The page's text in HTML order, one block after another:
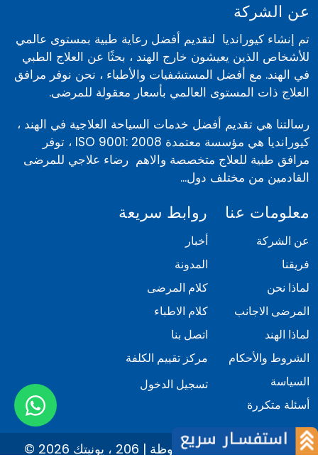
عن الشركة
تم إنشاء كيورانديا لتقديم أفضل رعاية طبية بمستوى عالمي
للأشخاص الذين يعيشون خارج الهند ، بحثًا عن العلاج الطبي
في الهند. مع أفضل المستشفيات والأطباء ، نحن نوفر مرافق
العلاج ذات المستوى العالمي بأسعار معقولة للمرضى.
رسالتنا هي تقديم أفضل خدمات السياحة العلاجية في الهند ،
كيورانديا هي مؤسسة معتمدة ISO 9001: 2008 ، توفر
مرافق طبية للعلاج متخصصة والاهم رضاء علاجي للمرضى
القادمين من مختلف دول...
معلومات عنا
عن الشركة
فريقنا
لماذا نحن
المرضى الاجانب
لماذا الهند
الشروط والأحكام
السياسة
أسئلة متكررة
روابط سريعة
أخبار
المدونة
كلام المرضى
كلام الاطباء
اتصل بنا
مركز تقييم الكلفة
تسجيل الدخول
© 2026 كيور انديا. كل الحقوق محفوظة | 206 ، يونيتك